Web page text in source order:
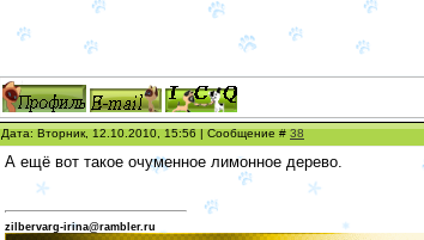
Дата: Вторник, 12.10.2010, 15:56 | Сообщение #38
А ещё вот такое очуменное лимонное дерево.
zilbervarg-irina@rambler.ru